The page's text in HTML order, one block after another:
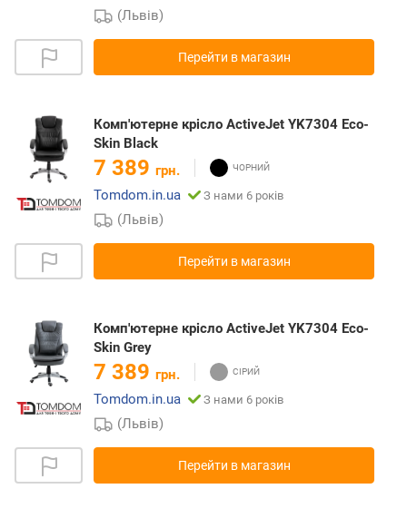
(Львів)
Перейти в магазин
Комп'ютерне крісло ActiveJet YK7304 Eco-
Skin Black
7 389 грн.
Tomdom.in.ua
З нами 6 років
(Львів)
Перейти в магазин
Комп'ютерне крісло ActiveJet YK7304 Eco-
Skin Grey
7 389 грн.
Tomdom.in.ua
З нами 6 років
(Львів)
Перейти в магазин